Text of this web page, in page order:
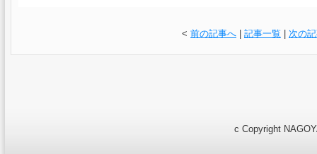
< 前の記事へ 記事一覧 次の
c Copyright